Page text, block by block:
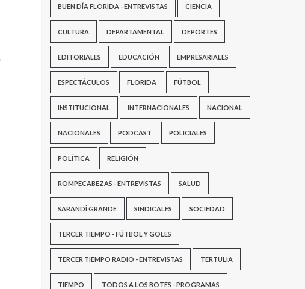
BUEN DÍA FLORIDA - ENTREVISTAS CIENCIA
CULTURA DEPARTAMENTAL DEPORTES
EDITORIALES EDUCACIÓN EMPRESARIALES
ESPECTÁCULOS FLORIDA FÚTBOL
INSTITUCIONAL INTERNACIONALES NACIONAL
NACIONALES PODCAST POLICIALES
POLÍTICA RELIGIÓN
ROMPECABEZAS - ENTREVISTAS SALUD
SARANDÍ GRANDE SINDICALES SOCIEDAD
TERCER TIEMPO - FÚTBOL Y GOLES
TERCER TIEMPO RADIO - ENTREVISTAS TERTULIA
TIEMPO TODOS A LOS BOTES - PROGRAMAS